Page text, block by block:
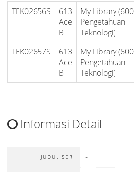
TEK02656S
613
Ace
B
My Library (600
Pengetahuan
Teknologi)
TEK02657S
613
Ace
B
My Library (600
Pengetahuan
Teknologi)
Informasi Detail
JUDUL SERI -